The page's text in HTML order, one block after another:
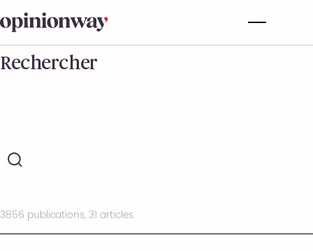
Rechercher
3856 publications, 31 articles